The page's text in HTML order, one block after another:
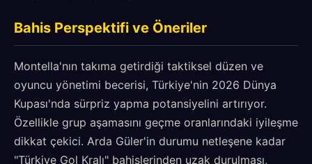
Bahis Perspektifi ve Öneriler
Montella'nın takıma getirdiği taktiksel düzen ve
oyuncu yönetimi becerisi, Türkiye'nin 2026 Dünya
Kupası'nda sürpriz yapma potansiyelini artırıyor.
Özellikle grup aşamasını geçme oranlarındaki iyileşme
dikkat çekici. Arda Güler'in durumu netleşene kadar
"Türkiye Gol Kralı" bahislerinden uzak durulması,